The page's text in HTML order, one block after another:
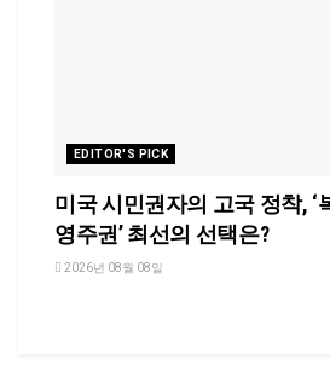
EDITOR'S PICK
미국 시민권자의 고국 정착, ‘
영주권’ 최선의 선택은?
2026년 08월 08일